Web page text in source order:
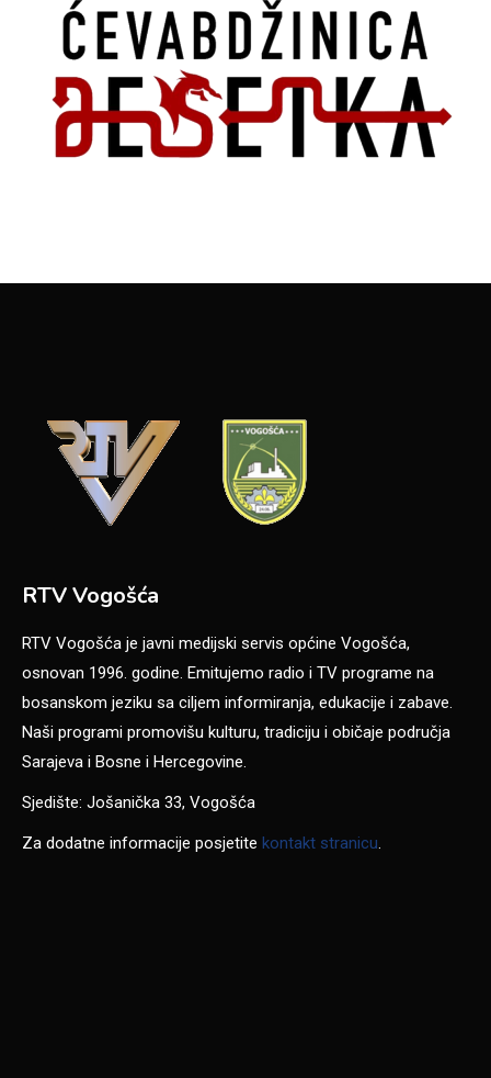
RTV Vogošća
RTV Vogošća je javni medijski servis općine Vogošća,
osnovan 1996. godine. Emitujemo radio i TV programe na
bosanskom jeziku sa ciljem informiranja, edukacije i zabave.
Naši programi promovišu kulturu, tradiciju i običaje područja
Sarajeva i Bosne i Hercegovine.
Sjedište: Jošanička 33, Vogošća
Za dodatne informacije posjetite kontakt stranicu